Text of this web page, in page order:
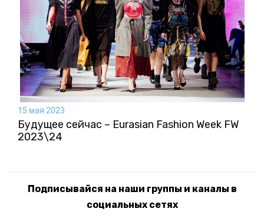
15 мая 2023
Будущее сейчас – Eurasian Fashion Week FW
2023\24
Подписывайся на наши группы и каналы в
социальных сетях